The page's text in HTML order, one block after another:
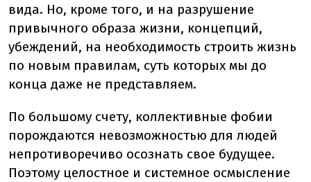
вида. Но, кроме того, и на разрушение
привычного образа жизни, концепций,
убеждений, на необходимость строить жизнь
по новым правилам, суть которых мы до
конца даже не представляем.
По большому счету, коллективные фобии
порождаются невозможностью для людей
непротиворечиво осознать свое будущее.
Поэтому целостное и системное осмысление